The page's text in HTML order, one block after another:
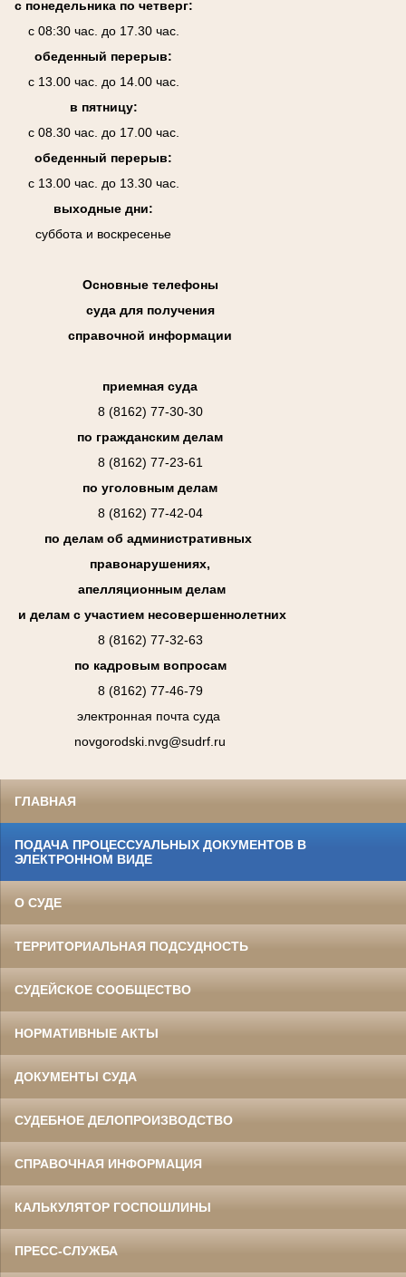
с понедельника по четверг:
с 08:30 час. до 17.30 час.
обеденный перерыв:
с 13.00 час. до 14.00 час.
в пятницу:
с 08.30 час. до 17.00 час.
обеденный перерыв:
с 13.00 час. до 13.30 час.
выходные дни:
суббота и воскресенье
Основные телефоны
суда для получения
справочной информации
приемная суда
8 (8162) 77-30-30
по гражданским делам
8 (8162) 77-23-61
по уголовным делам
8 (8162) 77-42-04
по делам об административных
правонарушениях,
апелляционным делам
и делам с участием несовершеннолетних
8 (8162) 77-32-63
по кадровым вопросам
8 (8162) 77-46-79
электронная почта суда
novgorodski.nvg@sudrf.ru
ГЛАВНАЯ
ПОДАЧА ПРОЦЕССУАЛЬНЫХ ДОКУМЕНТОВ В
ЭЛЕКТРОННОМ ВИДЕ
О СУДЕ
ТЕРРИТОРИАЛЬНАЯ ПОДСУДНОСТЬ
СУДЕЙСКОЕ СООБЩЕСТВО
НОРМАТИВНЫЕ АКТЫ
ДОКУМЕНТЫ СУДА
СУДЕБНОЕ ДЕЛОПРОИЗВОДСТВО
СПРАВОЧНАЯ ИНФОРМАЦИЯ
КАЛЬКУЛЯТОР ГОСПОШЛИНЫ
ПРЕСС-СЛУЖБА